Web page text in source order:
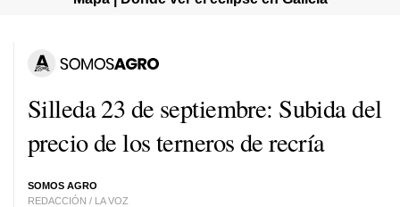
Silleda 23 de septiembre: Subida del
precio de los terneros de recría
SOMOS AGRO
REDACCIÓN / LA VOZ